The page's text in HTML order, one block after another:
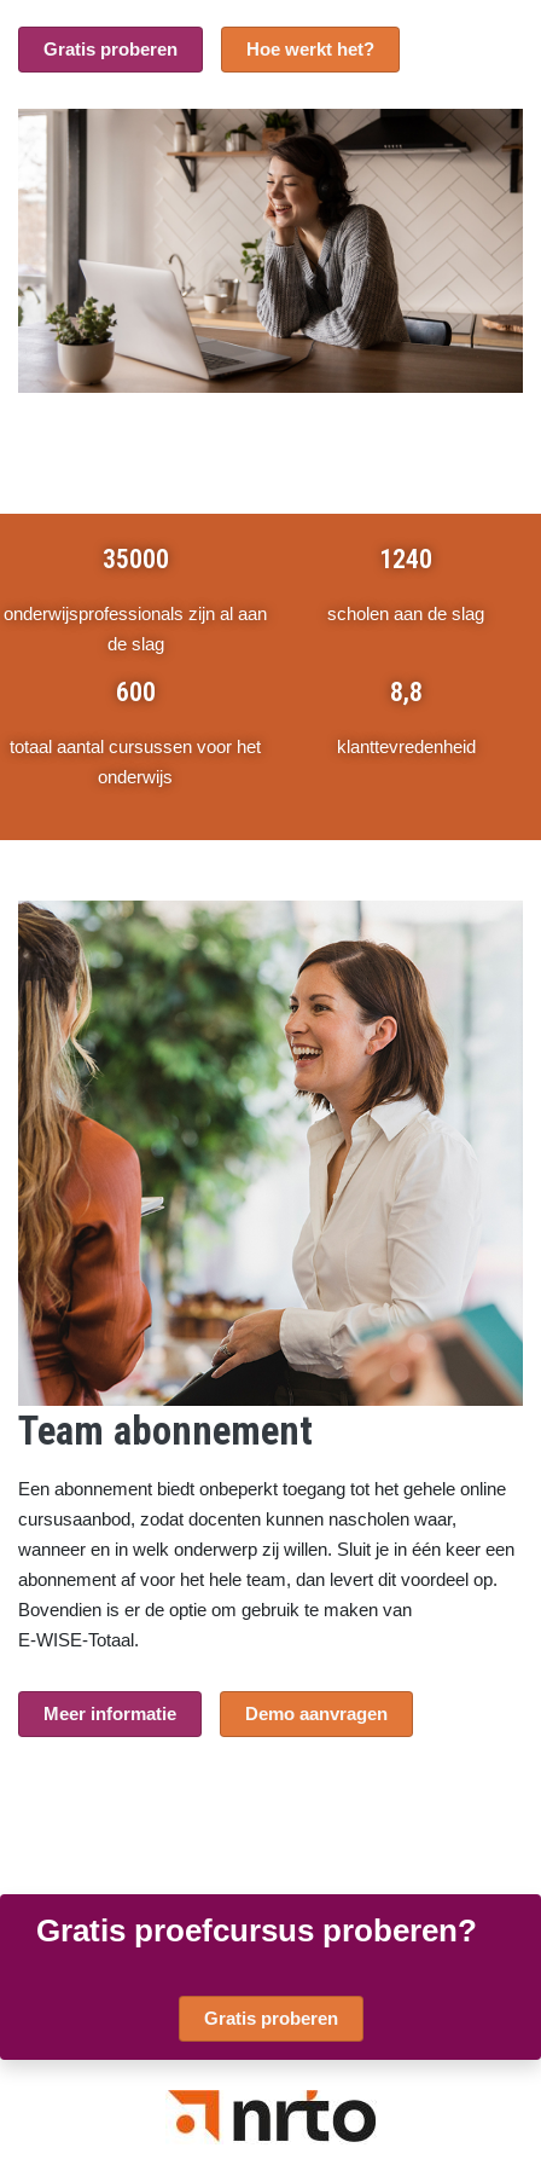
Gratis proberen Hoe werkt het?
35000
onderwijsprofessionals zijn al aan
de slag
1240
scholen aan de slag
600
totaal aantal cursussen voor het
onderwijs
8,8
klanttevredenheid
Team abonnement
Een abonnement biedt onbeperkt toegang tot het gehele online
cursusaanbod, zodat docenten kunnen nascholen waar,
wanneer en in welk onderwerp zij willen. Sluit je in één keer een
abonnement af voor het hele team, dan levert dit voordeel op.
Bovendien is er de optie om gebruik te maken van
E-WISE-Totaal.
Meer informatie Demo aanvragen
Gratis proefcursus proberen?
Gratis proberen